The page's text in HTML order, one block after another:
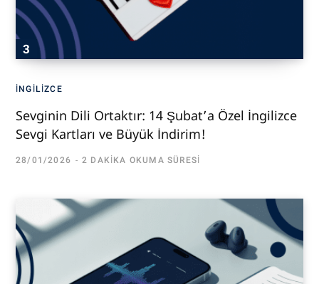
İNGILIZCE
Sevginin Dili Ortaktır: 14 Şubat’a Özel İngilizce
Sevgi Kartları ve Büyük İndirim!
28/01/2026 2 DAKIKA OKUMA SÜRESI